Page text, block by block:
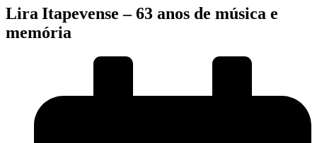
Lira Itapevense – 63 anos de música e
memória